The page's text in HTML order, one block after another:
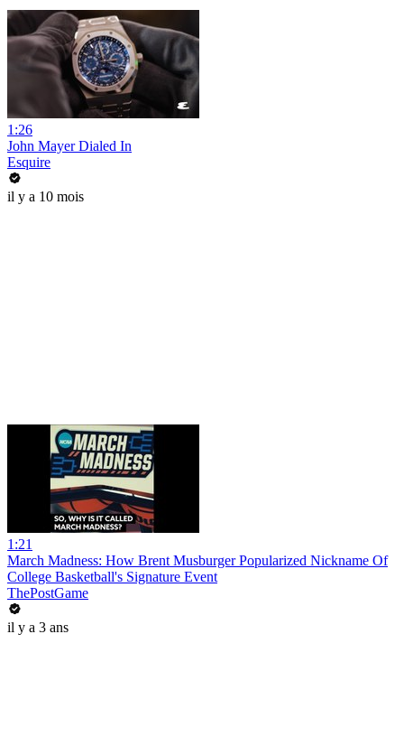
1:26
John Mayer Dialed In
Esquire
il y a 10 mois
1:21
March Madness: How Brent Musburger Popularized Nickname Of
College Basketball's Signature Event
ThePostGame
il y a 3 ans